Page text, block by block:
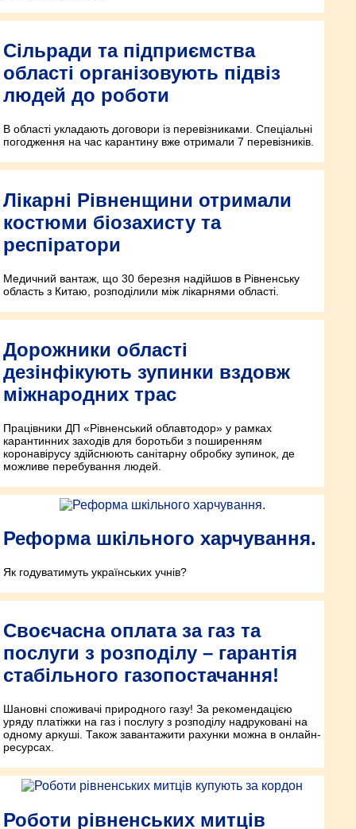
Сільради та підприємства
області організовують підвіз
людей до роботи
В області укладають договори із перевізниками. Спеціальні
погодження на час карантину вже отримали 7 перевізників.
Лікарні Рівненщини отримали
костюми біозахисту та
респіратори
Медичний вантаж, що 30 березня надійшов в Рівненську
область з Китаю, розподілили між лікарнями області.
Дорожники області
дезінфікують зупинки вздовж
міжнародних трас
Працівники ДП «Рівненський облавтодор» у рамках
карантинних заходів для боротьби з поширенням
коронавірусу здійснюють санітарну обробку зупинок, де
можливе перебування людей.
Реформа шкільного харчування.
Як годуватимуть українських учнів?
Своєчасна оплата за газ та
послуги з розподілу – гарантія
стабільного газопостачання!
Шановні споживачі природного газу! За рекомендацією
уряду платіжки на газ і послугу з розподілу надруковані на
одному аркуші. Також завантажити рахунки можна в онлайн-
ресурсах.
Роботи рівненських митців